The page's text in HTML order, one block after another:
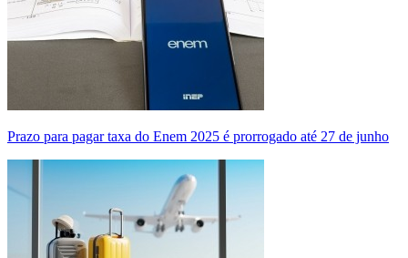
Prazo para pagar taxa do Enem 2025 é prorrogado até 27 de junho